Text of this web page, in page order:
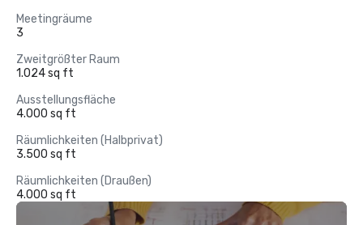
Meetingräume
3
Zweitgrößter Raum
1.024 sq ft
Ausstellungsfläche
4.000 sq ft
Räumlichkeiten (Halbprivat)
3.500 sq ft
Räumlichkeiten (Draußen)
4.000 sq ft